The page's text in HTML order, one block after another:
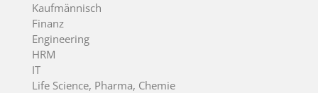
Kaufmännisch
Finanz
Engineering
HRM
IT
Life Science, Pharma, Chemie